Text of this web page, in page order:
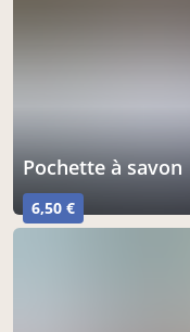
pochette à savon
6,50 €